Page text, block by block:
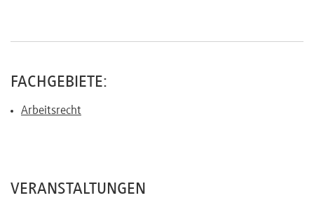
uns
FAQ
FACHGEBIETE:
Arbeitsrecht
VERANSTALTUNGEN